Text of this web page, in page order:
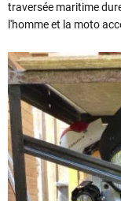
traversée maritime
l'homme et la moto